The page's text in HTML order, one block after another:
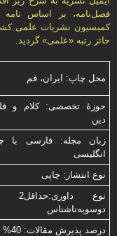
حائز رتبه «علمی» گرديد.
محل چاپ: ایران، قم
حوزۀ تخصصی: کلام و
دین
زبان مجله: فارسی با
انگلیسی
نوع انتشار: چاپی
نوع
دوسویه‌ناشناس
درصد پذیرش مقالات: 40%